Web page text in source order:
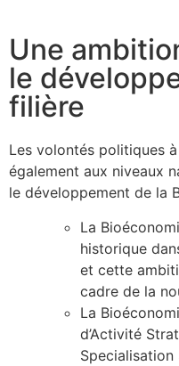
Une
le
filière
Les volontés politiques à
également aux niveaux
le développement de la
La
historique
et cette
cadre de la
La
d’Activité